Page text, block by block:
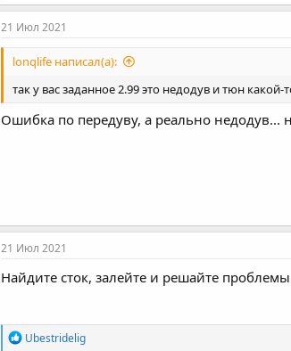
а
к
и
21 Июл 2021
lonqlife написал(а):
так у вас заданное 2.99 это недодув и тюн какой-
Ошибка по передуву, а реально недодув...
21 Июл 2021
Найдите сток, залейте и решайте
Р
Ubestridelig